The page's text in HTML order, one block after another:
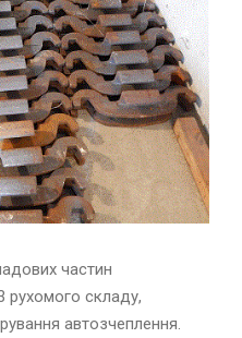
частин
рухомого складу,
автозчеплення.